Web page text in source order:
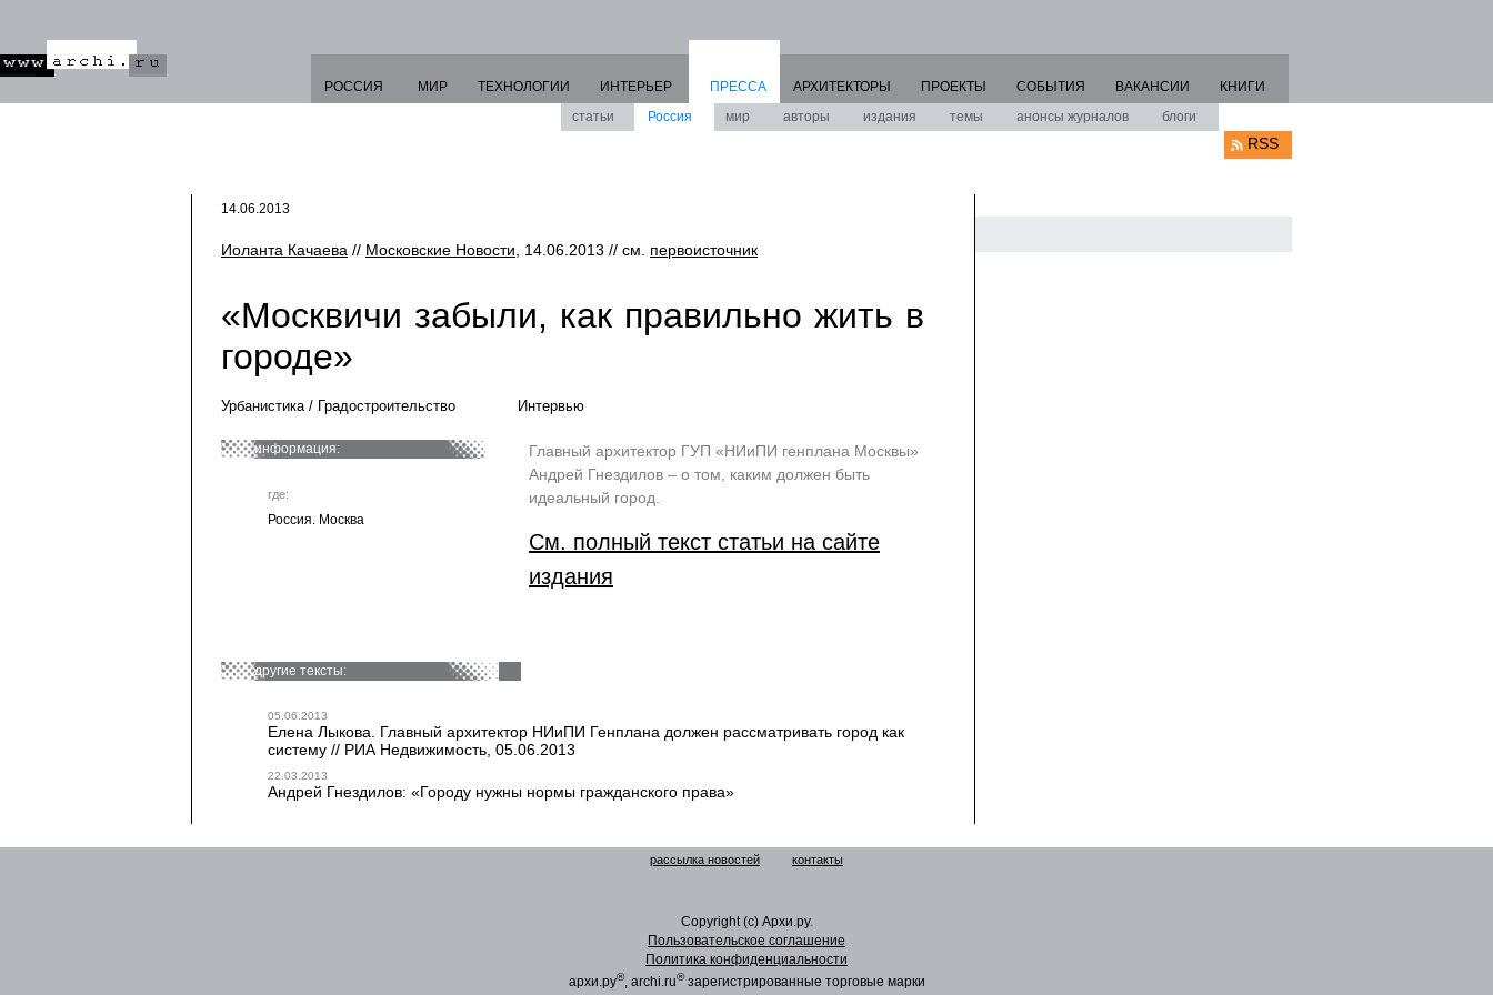
РОССИЯ МИР ТЕХНОЛОГИИ ИНТЕРЬЕР
ПРЕССА
статьи
Россия мир авторы издания темы анонсы журналов блоги
АРХИТЕКТОРЫ ПРОЕКТЫ СОБЫТИЯ ВАКАНСИИ КНИГИ
RSS
14.06.2013
Иоланта Качаева // Московские Новости , 14.06.2013 // см. первоисточник
«Москвичи забыли, как правильно жить в
городе»
Урбанистика / Градостроительство Интервью
информация:
где:
Россия. Москва
Главный архитектор ГУП «НИиПИ генплана Москвы»
Андрей Гнездилов – о том, каким должен быть
идеальный город.
См. полный текст статьи на сайте
издания
другие тексты:
05.06.2013
Елена Лыкова. Главный архитектор НИиПИ Генплана должен рассматривать город как
систему // РИА Недвижимость, 05.06.2013
22.03.2013
Андрей Гнездилов: «Городу нужны нормы гражданского права»
рассылка новостей контакты
Copyright (c) Архи.ру.
Пользовательское соглашение
Политика конфиденциальности
архи.ру®, archi.ru®зарегистрированные торговые марки